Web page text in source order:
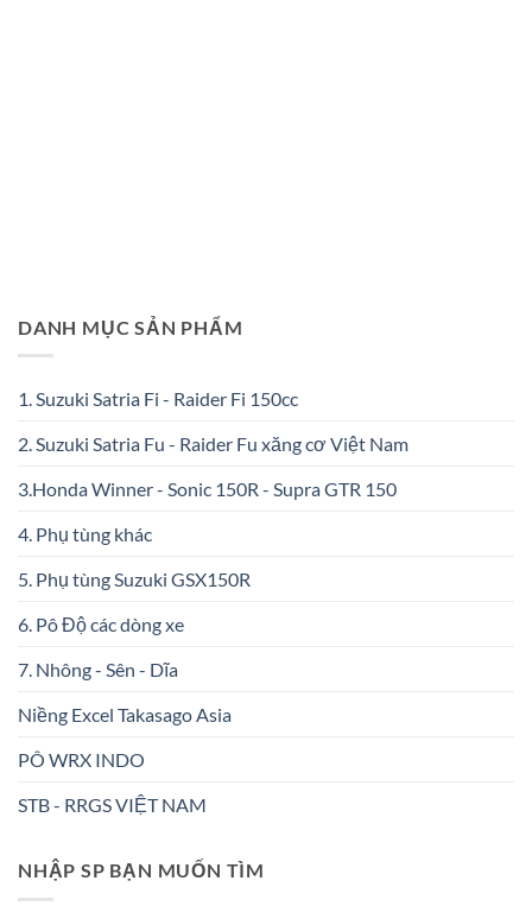
DANH MỤC SẢN PHẨM
1. Suzuki Satria Fi - Raider Fi 150cc
2. Suzuki Satria Fu - Raider Fu xăng cơ Việt Nam
3.Honda Winner - Sonic 150R - Supra GTR 150
4. Phụ tùng khác
5. Phụ tùng Suzuki GSX150R
6. Pô Độ các dòng xe
7. Nhông - Sên - Dĩa
Niềng Excel Takasago Asia
PÔ WRX INDO
STB - RRGS VIỆT NAM
NHẬP SP BẠN MUỐN TÌM